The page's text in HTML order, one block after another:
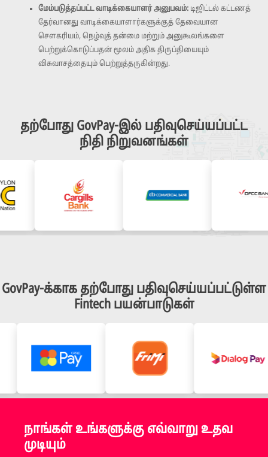
மேம்படுத்தப்பட்ட வாடிக்கையாளர் அனுபவம்: டிஜிட்டல் கட்டணத்
தேர்வானது வாடிக்கையாளார்களுக்குத் தேவையான
சௌகரியம், நெழ்வுத் தன்மை மற்றும் அனுகூலங்களை
பெற்றுக்கொடுப்பதன் மூலம் அதிக திருப்தியையும்
விசுவாசத்தையும் பெற்றுத்தருகின்றது.
தற்போது GovPay-இல் பதிவுசெய்யப்பட்ட
நிதி நிறுவனங்கள்
GovPay-க்காக தற்போது பதிவுசெய்யப்பட்டுள்ள
Fintech பயன்பாடுகள்
நாங்கள் உங்களுக்கு எவ்வாறு உதவ
முடியும்